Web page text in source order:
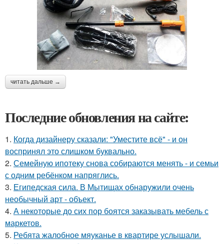
читать дальше →
Последние обновления на сайте:
1. Когда дизайнеру сказали: "Уместите всё" - и он
воспринял это слишком буквально.
2. Семейную ипотеку снова собираются менять - и семьи
с одним ребёнком напряглись.
3. Египедская сила. В Мытищах обнаружили очень
необычный арт - объект.
4. А некоторые до сих пор боятся заказывать мебель с
маркетов.
5. Ребята жалобное мяуканье в квартире услышали.